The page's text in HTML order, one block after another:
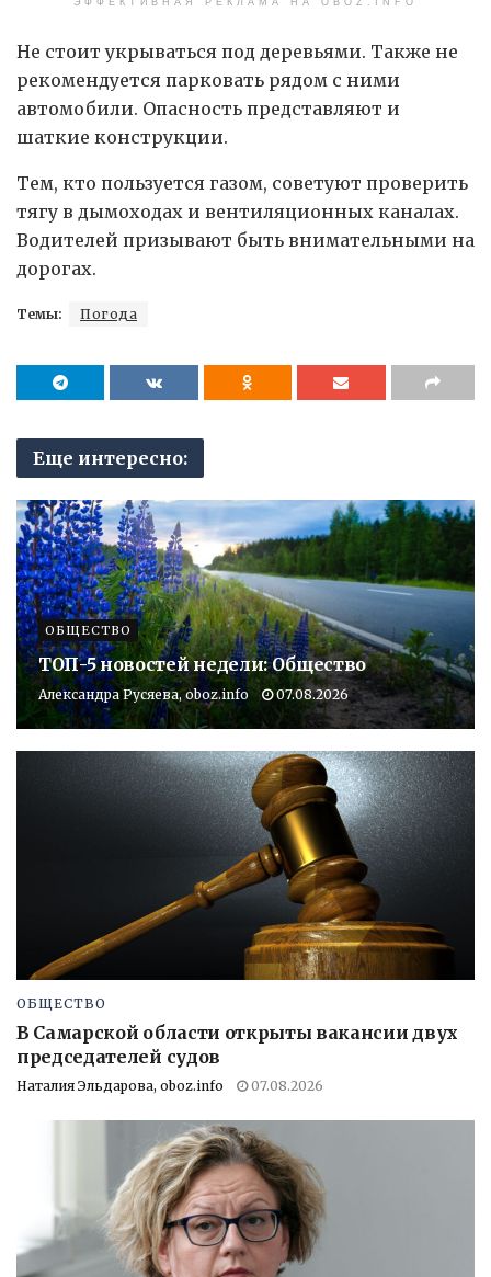
Не стоит укрываться под деревьями. Также не
рекомендуется парковать рядом с ними
автомобили. Опасность представляют и
шаткие конструкции.
Тем, кто пользуется газом, советуют проверить
тягу в дымоходах и вентиляционных каналах.
Водителей призывают быть внимательными на
дорогах.
Темы: Погода
Еще интересно:
ОБЩЕСТВО
ТОП-5 новостей недели: Общество
Александра Русяева, oboz.info 07.08.2026
ОБЩЕСТВО
В Самарской области открыты вакансии двух
председателей судов
Наталия Эльдарова, oboz.info 07.08.2026